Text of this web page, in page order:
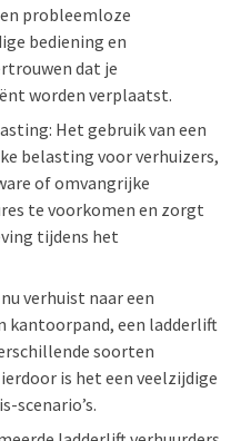
probleemloze
bediening en
dat je
worden verplaatst.
Het gebruik van een
belasting voor verhuizers,
of omvangrijke
te voorkomen en zorgt
tijdens het
verhuist naar een
kantoorpand, een ladderlift
soorten
is het een veelzijdige
scenario’s.